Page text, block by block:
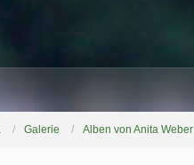
Galerie Alben von Anita Weber